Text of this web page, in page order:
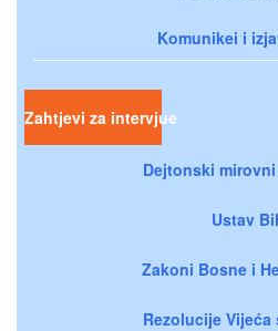
Komunikei i
Zahtjevi za intervjue
Dejtonski
Ustav
Zakoni Bosne i
Rezolucije